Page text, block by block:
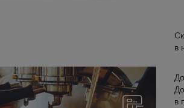
в
в